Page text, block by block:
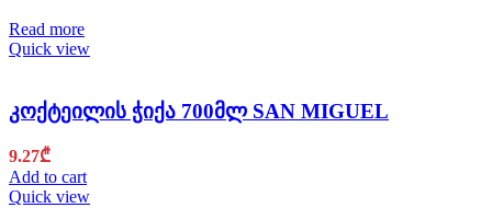
Read more
Quick view
კოქტეილის ჭიქა 700მლ SAN MIGUEL
9.27₾
Add to cart
Quick view